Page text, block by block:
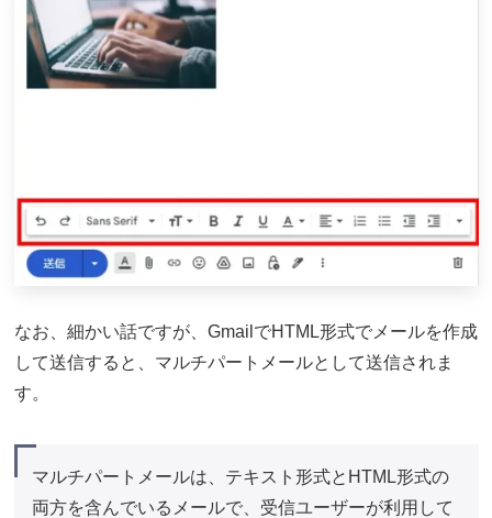
なお、細かい話ですが、GmailでHTML形式でメールを作成
して送信すると、マルチパートメールとして送信されま
す。
マルチパートメールは、テキスト形式とHTML形式の
両方を含んでいるメールで、受信ユーザーが利用して